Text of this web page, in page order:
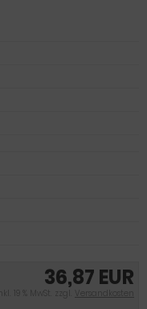
36,87 EUR
inkl. 19 % MwSt. zzgl. Versandkosten